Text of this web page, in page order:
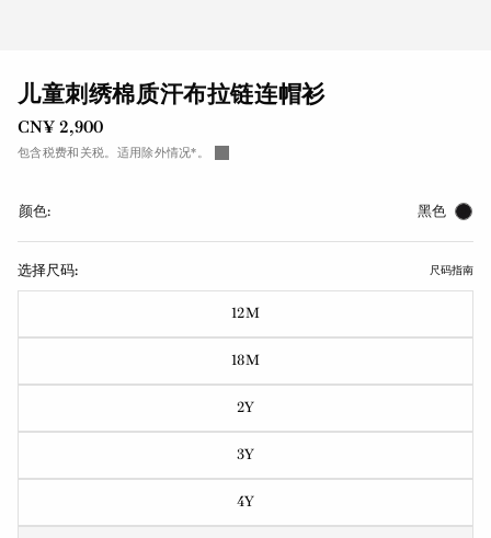
儿童刺绣棉质汗布拉链连帽衫
CN¥ 2,900
包含税费和关税。适用除外情况*。
颜色: 黑色
选择尺码: 尺码指南
12M
18M
2Y
3Y
4Y